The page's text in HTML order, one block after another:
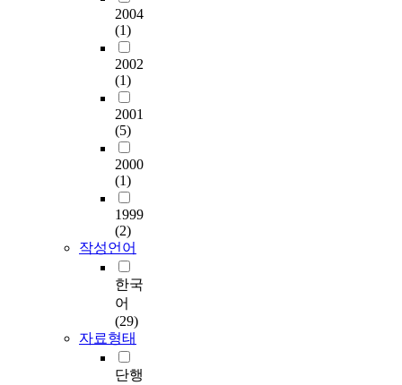
2004
(1)
2002
(1)
2001
(5)
2000
(1)
1999
(2)
작성언어
한국
어
(29)
자료형태
단행